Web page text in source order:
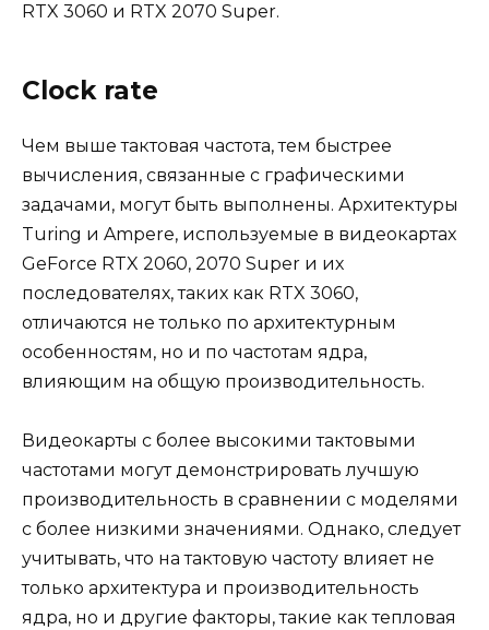
RTX 3060 и RTX 2070 Super.
Clock rate
Чем выше тактовая частота, тем быстрее
вычисления, связанные с графическими
задачами, могут быть выполнены. Архитектуры
Turing и Ampere, используемые в видеокартах
GeForce RTX 2060, 2070 Super и их
последователях, таких как RTX 3060,
отличаются не только по архитектурным
особенностям, но и по частотам ядра,
влияющим на общую производительность.
Видеокарты с более высокими тактовыми
частотами могут демонстрировать лучшую
производительность в сравнении с моделями
с более низкими значениями. Однако, следует
учитывать, что на тактовую частоту влияет не
только архитектура и производительность
ядра, но и другие факторы, такие как тепловая